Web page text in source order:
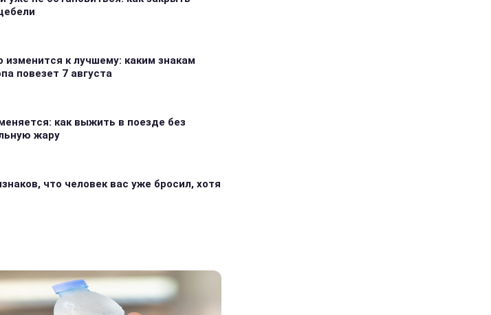
изменится к лучшему: каким знакам
повезет 7 августа
как выжить в поезде без
жару
что человек вас уже бросил, хотя